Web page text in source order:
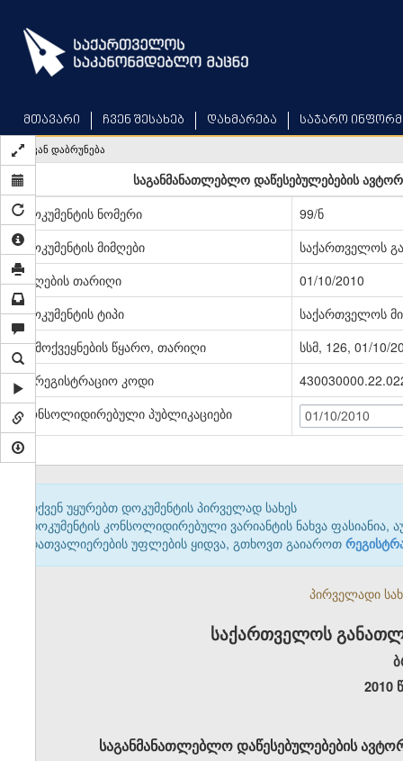
main
content
მთავარი ჩვენ შესახებ დახმარება საჯარო
უკან დაბრუნება
საგანმანათლებლო დაწესებულებების
დოკუმენტის ნომერი
99/ნ
დოკუმენტის მიმღები
საქართველოს
მიღების თარიღი
01/10/2010
დოკუმენტის ტიპი
საქართველოს
გამოქვეყნების წყარო, თარიღი
სსმ, 126, 01/10/
სარეგისტრაციო კოდი
კონსოლიდირებული პუბლიკაციები
01/10/2010
თქვენ უყურებთ დოკუმენტის პირველად სახეს
დოკუმენტის კონსოლიდირებული ვარიანტის ნახვა ფასიანია,
დათვალიერების უფლების ყიდვა, გთხოვთ გაიაროთ
პირველადი
საქართველოს
2010
საგანმანათლებლო დაწესებულებების